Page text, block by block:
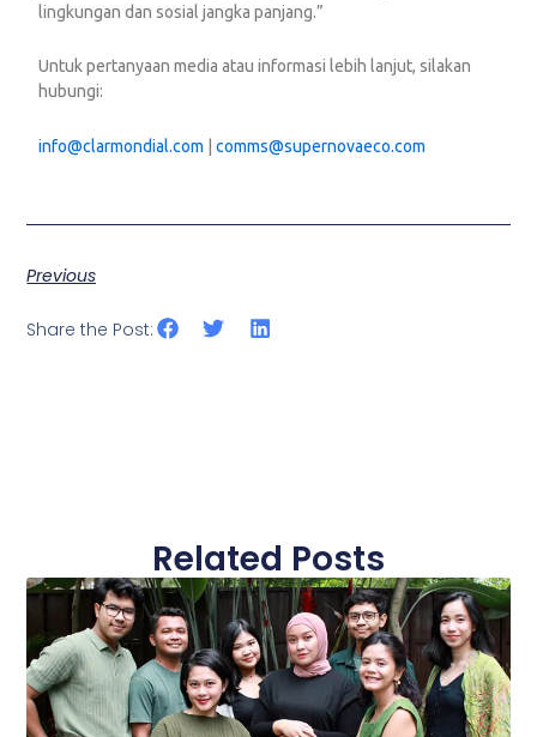
lingkungan dan sosial jangka panjang.”
Untuk pertanyaan media atau informasi lebih lanjut, silakan
hubungi:
info@clarmondial.com |comms@supernovaeco.com
Previous
Share the Post:
Related Posts